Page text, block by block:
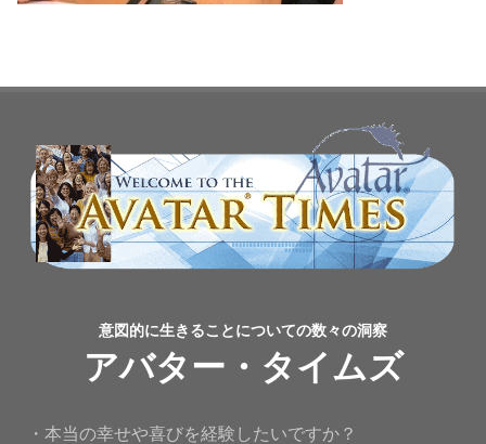
意図的に生きることについての数々の洞察
アバター・タイムズ
・本当の幸せや喜びを経験したいですか？